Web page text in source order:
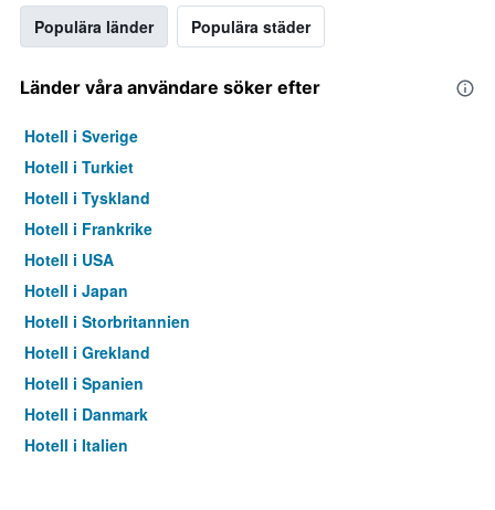
Populära länder Populära städer
Länder våra användare söker efter
Hotell i Sverige
Hotell i Turkiet
Hotell i Tyskland
Hotell i Frankrike
Hotell i USA
Hotell i Japan
Hotell i Storbritannien
Hotell i Grekland
Hotell i Spanien
Hotell i Danmark
Hotell i Italien